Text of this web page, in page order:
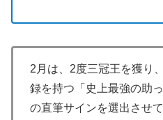
2月は、2度三冠王を獲り
録を持つ「史上最強の助
の直筆サインを選出させ